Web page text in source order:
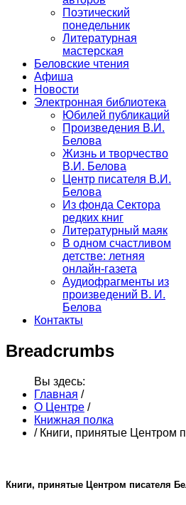
Поэтический
понедельник
Литературная
мастерская
Беловские чтения
Афиша
Новости
Электронная библиотека
Юбилей публикаций
Произведения В.И.
Белова
Жизнь и творчество
В.И. Белова
Центр писателя В.И.
Белова
Из фонда Сектора
редких книг
Литературный маяк
В одном счастливом
детстве: летняя
онлайн-газета
Аудиофрагменты из
произведений В. И.
Белова
Контакты
Breadcrumbs
Вы здесь:
Главная /
О Центре /
Книжная полка
/ Книги, принятые Центром
Книги, принятые Центром писателя